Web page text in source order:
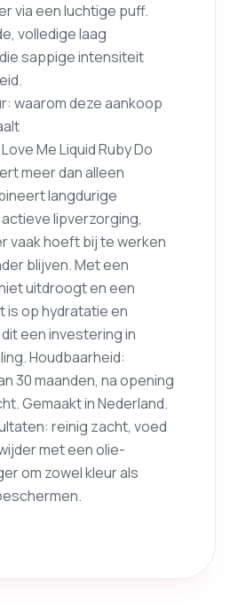
via een luchtige puff.
volledige laag
sappige intensiteit
waarom deze aankoop
Me Liquid Ruby Do
meer dan alleen
langdurige
lipverzorging,
vaak hoeft bij te werken
blijven. Met een
uitdroogt en een
is op hydratatie en
een investering in
Houdbaarheid:
30 maanden, na opening
Gemaakt in Nederland.
reinig zacht, voed
met een olie-
om zowel kleur als